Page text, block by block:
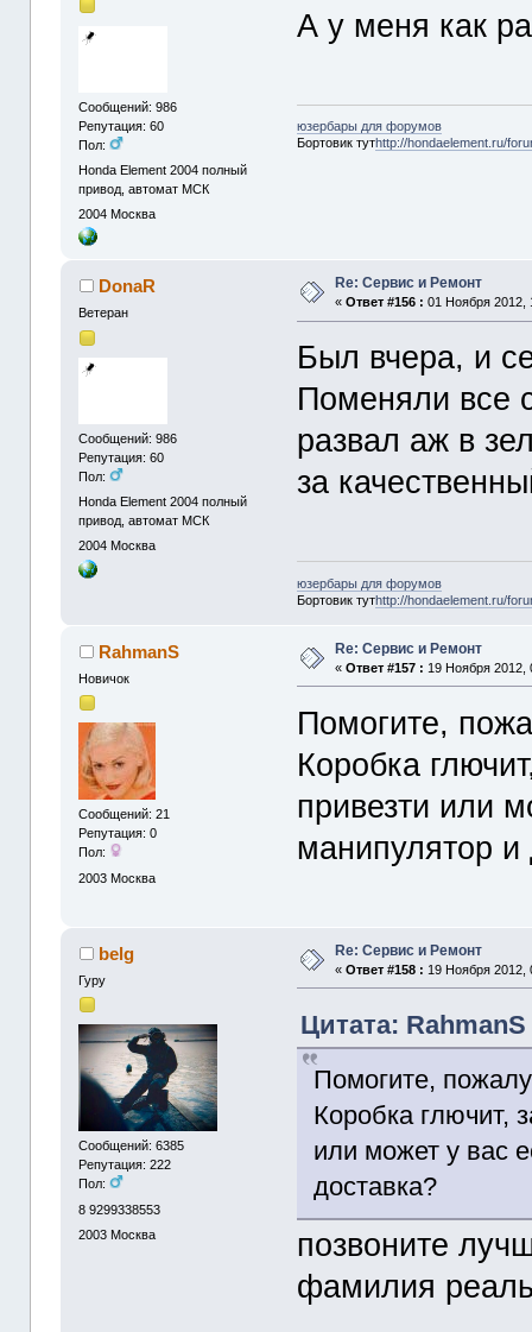
Сообщений: 986
Репутация: 60
Пол:
Honda Element 2004 полный
привод, автомат МСК
2004 Москва
А у меня как
юзербары для форумов
Бортовик тутhttp://hondaelement.ru/
DonaR
Ветеран
Сообщений: 986
Репутация: 60
Пол:
Honda Element 2004 полный
привод, автомат МСК
2004 Москва
Re: Сервис и Ремонт
«Ответ #156 : 01 Ноября 2012,
Был вчера, и
Поменяли все
развал аж в
за
юзербары для форумов
Бортовик тутhttp://hondaelement.ru/
RahmanS
Новичок
Сообщений: 21
Репутация: 0
Пол:
2003 Москва
Re: Сервис и Ремонт
«Ответ #157 : 19 Ноября 2012,
Помогите,
Коробка
привезти или
манипулятор и
belg
Гуру
Сообщений: 6385
Репутация: 222
Пол:
8 9299338553
2003 Москва
Re: Сервис и Ремонт
«Ответ #158 : 19 Ноября 2012,
Цитата:
Помогите,
Коробка глючит,
или может у вас
доставка?
позвоните
фамилия